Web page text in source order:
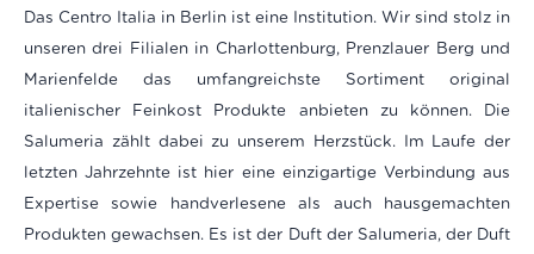
Das Centro Italia in Berlin ist eine Institution. Wir sind stolz in
unseren drei Filialen in Charlottenburg, Prenzlauer Berg und
Marienfelde das umfangreichste Sortiment original
italienischer Feinkost Produkte anbieten zu können. Die
Salumeria zählt dabei zu unserem Herzstück. Im Laufe der
letzten Jahrzehnte ist hier eine einzigartige Verbindung aus
Expertise sowie handverlesene als auch hausgemachten
Produkten gewachsen. Es ist der Duft der Salumeria, der Duft